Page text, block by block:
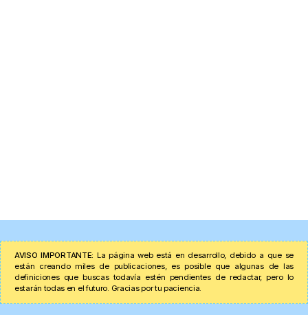
AVISO IMPORTANTE: La página web está en desarrollo, debido a que se
están creando miles de publicaciones, es posible que algunas de las
definiciones que buscas todavía estén pendientes de redactar, pero lo
estarán todas en el futuro. Gracias por tu paciencia.